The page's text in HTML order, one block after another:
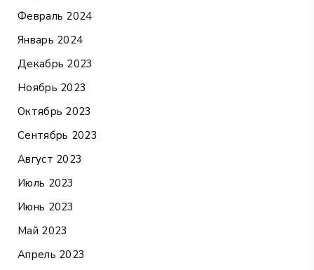
Февраль 2024
Январь 2024
Декабрь 2023
Ноябрь 2023
Октябрь 2023
Сентябрь 2023
Август 2023
Июль 2023
Июнь 2023
Май 2023
Апрель 2023